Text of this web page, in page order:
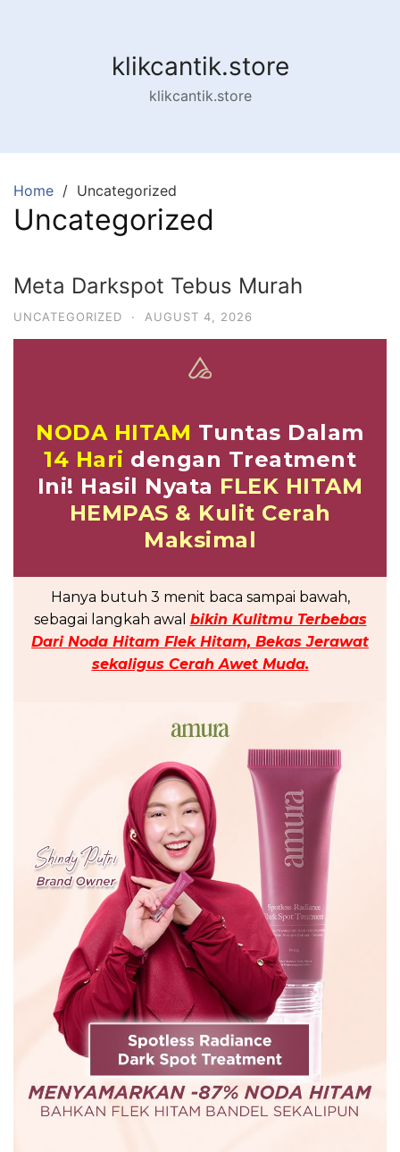
klikcantik.store
klikcantik.store
Home Uncategorized
Uncategorized
Meta Darkspot Tebus Murah
UNCATEGORIZED · AUGUST 4, 2026
NODA HITAM Tuntas Dalam
14 Hari dengan Treatment
Ini! Hasil Nyata FLEK HITAM
HEMPAS & Kulit Cerah
Maksimal
Hanya butuh 3 menit baca sampai bawah,
sebagai langkah awal bikin Kulitmu Terbebas
Dari Noda Hitam Flek Hitam, Bekas Jerawat
sekaligus Cerah Awet Muda.